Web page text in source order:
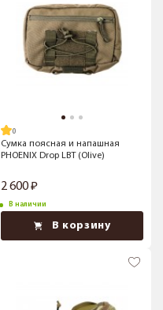
Сумка поясная и напашная
PHOENIX Drop LBT (Olive)
2 600
В наличии
В корзину